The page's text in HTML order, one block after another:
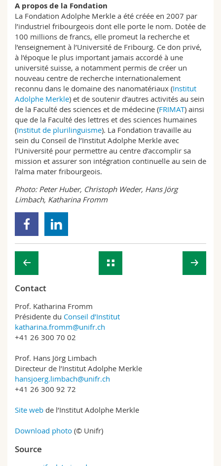
A propos de la Fondation
La Fondation Adolphe Merkle a été créée en 2007 par
l’industriel fribourgeois dont elle porte le nom. Dotée de
100 millions de francs, elle promeut la recherche et
l’enseignement à l’Université de Fribourg. Ce don privé,
à l’époque le plus important jamais accordé à une
université suisse, a notamment permis de créer un
nouveau centre de recherche internationalement
reconnu dans le domaine des nanomatériaux (Institut
Adolphe Merkle) et de soutenir d’autres activités au sein
de la Faculté des sciences et de médecine (FRIMAT) ainsi
que de la Faculté des lettres et des sciences humaines
(Institut de plurilinguisme). La Fondation travaille au
sein du Conseil de l’Institut Adolphe Merkle avec
l’Université pour permettre au centre d’accomplir sa
mission et assurer son intégration continuelle au sein de
l’alma mater fribourgeois.
Photo: Peter Huber, Christoph Weder, Hans Jörg
Limbach, Katharina Fromm
Contact
Prof. Katharina Fromm
Présidente du Conseil d’Institut
katharina.fromm@unifr.ch
+41 26 300 70 02
Prof. Hans Jörg Limbach
Directeur de l’Institut Adolphe Merkle
hansjoerg.limbach@unifr.ch
+41 26 300 92 72
Site web de l’Institut Adolphe Merkle
Download photo (© Unifr)
Source